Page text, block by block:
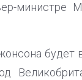
министре
будет